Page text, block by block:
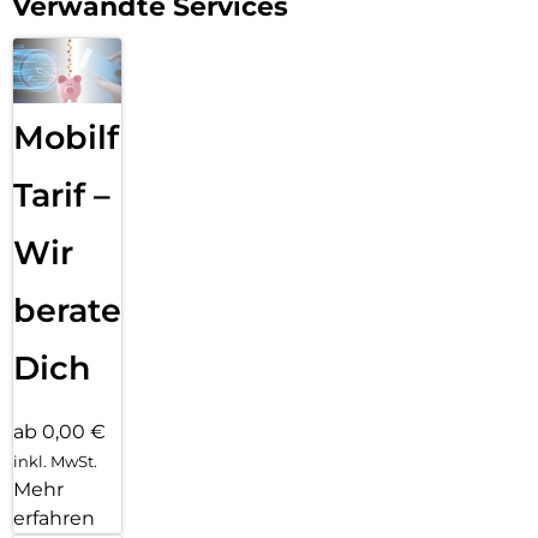
Verwandte Services
Mobilfunk
Tarif –
Wir
beraten
Dich
ab 0,00 €
inkl. MwSt.
Mehr
erfahren